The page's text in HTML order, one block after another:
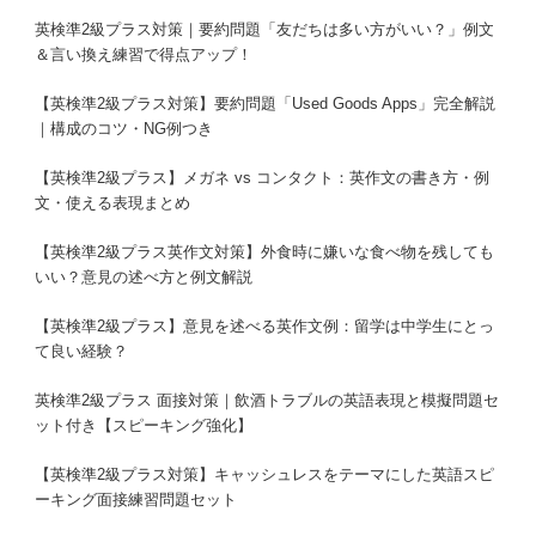
英検準2級プラス対策｜要約問題「友だちは多い方がいい？」例文
＆言い換え練習で得点アップ！
【英検準2級プラス対策】要約問題「Used Goods Apps」完全解説
｜構成のコツ・NG例つき
【英検準2級プラス】メガネ vs コンタクト：英作文の書き方・例
文・使える表現まとめ
【英検準2級プラス英作文対策】外食時に嫌いな食べ物を残しても
いい？意見の述べ方と例文解説
【英検準2級プラス】意見を述べる英作文例：留学は中学生にとっ
て良い経験？
英検準2級プラス 面接対策｜飲酒トラブルの英語表現と模擬問題セ
ット付き【スピーキング強化】
【英検準2級プラス対策】キャッシュレスをテーマにした英語スピ
ーキング面接練習問題セット